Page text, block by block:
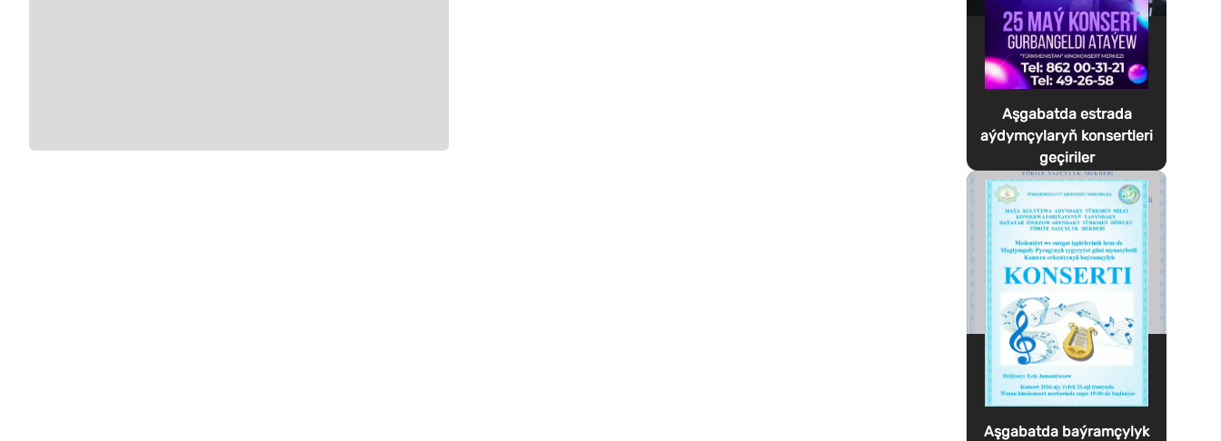
Aşgabatda estrada
aýdymçylaryň konsertleri
geçiriler
Aşgabatda baýramçylyk